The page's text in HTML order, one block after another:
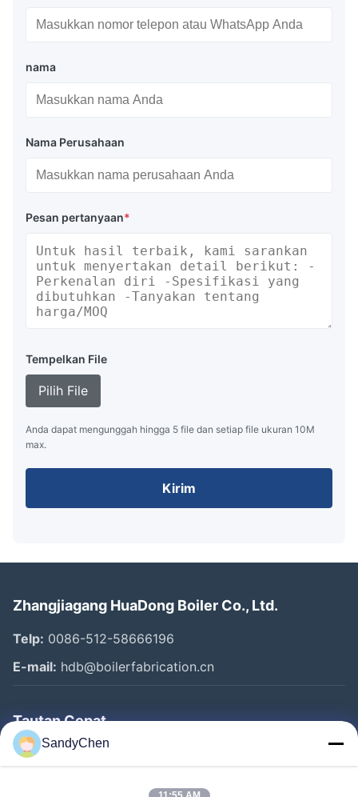
nama
Nama Perusahaan
Pesan pertanyaan*
Tempelkan File
Pilih File
Anda dapat mengunggah hingga 5 file dan setiap file ukuran 10M
max.
Kirim
Zhangjiagang HuaDong Boiler Co., Ltd.
Telp: 0086-512-58666196
E-mail: hdb@boilerfabrication.cn
Tautan Cepat
Rumah
SandyChen